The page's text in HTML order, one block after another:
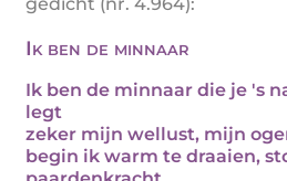
Ik ben de minnaar
Ik ben de minnaar die je 's
legt
zeker mijn wellust, mijn
begin ik warm te draaien,